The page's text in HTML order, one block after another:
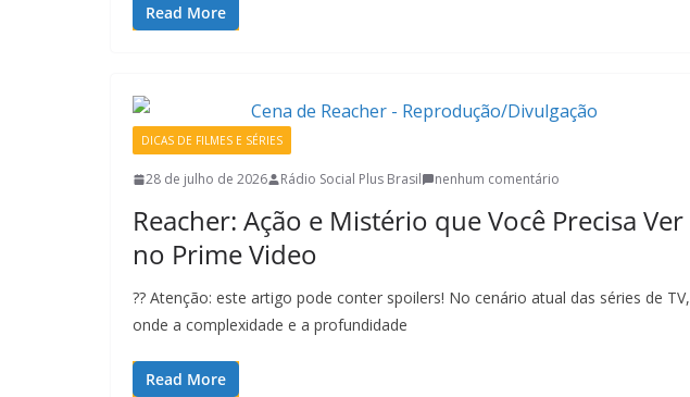
Read More
DICAS DE FILMES E SÉRIES
28 de julho de 2026 Rádio Social Plus Brasil nenhum comentário
Reacher: Ação e Mistério que Você Precisa Ver
no Prime Video
?? Atenção: este artigo pode conter spoilers! No cenário atual das séries de TV,
onde a complexidade e a profundidade
Read More